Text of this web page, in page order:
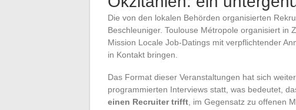
Die von den lokalen Behörden organisierten
Beschleuniger. Toulouse Métropole organisiert in
Mission Locale Job-Datings mit verpflichtender
in Kontakt bringen.
Das Format dieser Veranstaltungen hat sich
programmierten Interviews statt, was bedeutet,
einen Recruiter trifft , im Gegensatz zu offenen